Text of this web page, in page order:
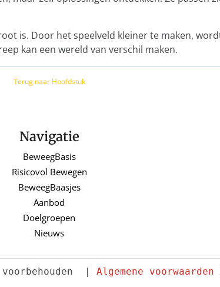
is. Door het speelveld kleiner te maken,
kan een wereld van verschil maken.
Terug naar Hoofdstuk
Navigatie
BeweegBasis
Risicovol Bewegen
BeweegBaasjes
Aanbod
Doelgroepen
Nieuws
| Algemene voorwaarden